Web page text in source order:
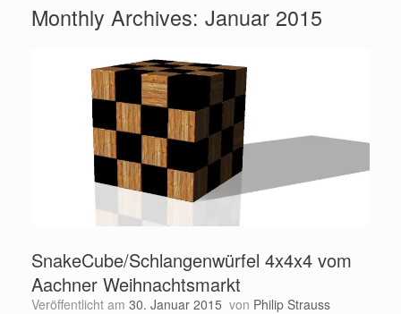
Monthly Archives: Januar 2015
SnakeCube/Schlangenwürfel 4x4x4 vom
Aachner Weihnachtsmarkt
Veröffentlicht am 30. Januar 2015 von Philip Strauss